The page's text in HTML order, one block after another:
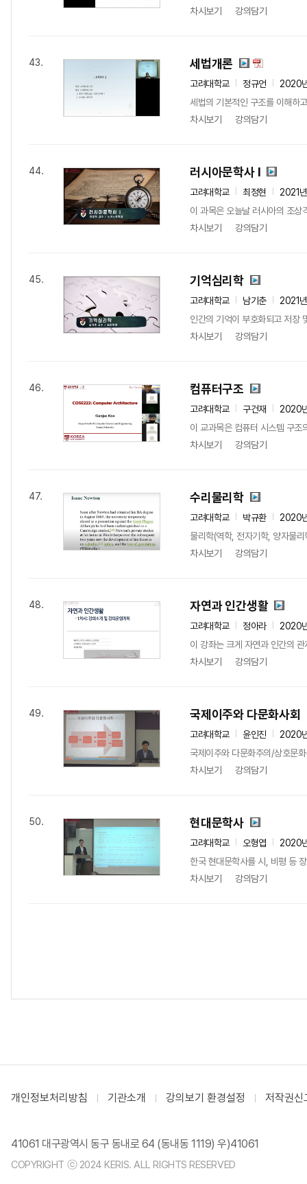
차시보기
강의담기
43. 세법개론
고려대학교 정규언
2020
세법의 기본적인 구조를 이해하
차시보기
강의담기
44. 러시아문학사 I
고려대학교 최정현
2021
이 과목은 오늘날 러시아의 조
차시보기
강의담기
45. 기억심리학
고려대학교 남기춘
2021
인간의 기억이 부호화되고 저장
차시보기
강의담기
46. 컴퓨터구조
고려대학교 구건재
2020
이 교과목은 컴퓨터 시스템 구
차시보기
강의담기
47. 수리물리학
고려대학교 박규환
2020
물리학(역학, 전자기학, 양자물
차시보기
강의담기
48. 자연과 인간생활
고려대학교 정아라
2020
이 강좌는 크게 자연과 인간의
차시보기
강의담기
49. 국제이주와 다문화사회
고려대학교 윤인진
2020
국제이주와 다문화주의/상호문
차시보기
강의담기
50. 현대문학사
고려대학교 오형엽
2020
한국 현대문학사를 시, 비평 등
차시보기
강의담기
개인정보처리방침 기관소개 강의보기 환경설정 저작권신
41061 대구광역시 동구 동내로 64 (동내동 1119) 우)41061
COPYRIGHT ⓒ 2024 KERIS. ALL RIGHTS RESERVED